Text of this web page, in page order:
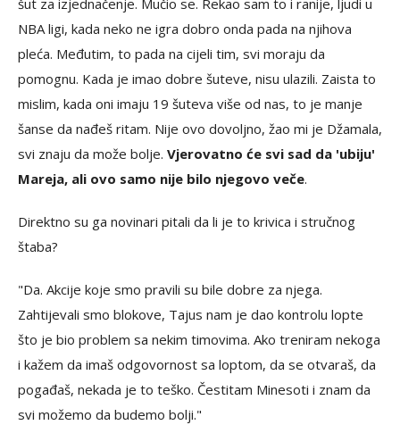
šut za izjednačenje. Mučio se. Rekao sam to i ranije, ljudi u
NBA ligi, kada neko ne igra dobro onda pada na njihova
pleća. Međutim, to pada na cijeli tim, svi moraju da
pomognu. Kada je imao dobre šuteve, nisu ulazili. Zaista to
mislim, kada oni imaju 19 šuteva više od nas, to je manje
šanse da nađeš ritam. Nije ovo dovoljno, žao mi je Džamala,
svi znaju da može bolje. Vjerovatno će svi sad da 'ubiju'
Mareja, ali ovo samo nije bilo njegovo veče.
Direktno su ga novinari pitali da li je to krivica i stručnog
štaba?
"Da. Akcije koje smo pravili su bile dobre za njega.
Zahtijevali smo blokove, Tajus nam je dao kontrolu lopte
što je bio problem sa nekim timovima. Ako treniram nekoga
i kažem da imaš odgovornost sa loptom, da se otvaraš, da
pogađaš, nekada je to teško. Čestitam Minesoti i znam da
svi možemo da budemo bolji."